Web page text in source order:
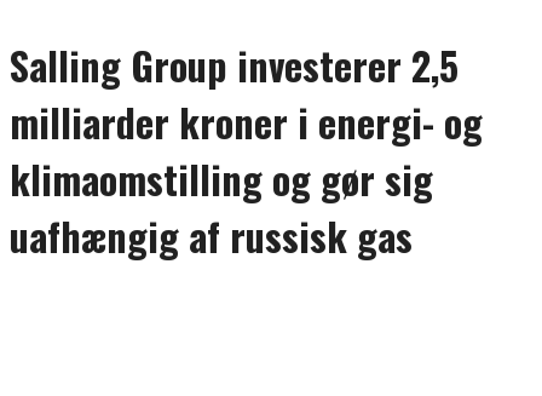
Salling Group investerer 2,5
milliarder kroner i energi- og
klimaomstilling og gør sig
uafhængig af russisk gas